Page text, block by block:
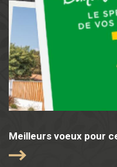
Meilleurs voeux pour